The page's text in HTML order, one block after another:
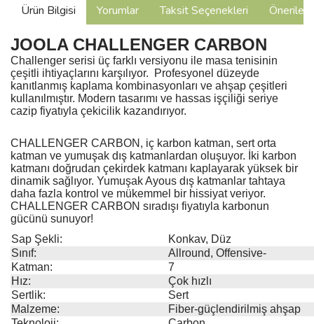
Ürün Bilgisi Yorumlar Taksit Seçenekleri
JOOLA CHALLENGER CARBON
Challenger serisi üç farklı versiyonu ile masa tenisinin
çeşitli ihtiyaçlarını karşılıyor. Profesyonel düzeyde
kanıtlanmış kaplama kombinasyonları ve ahşap çeşitleri
kullanılmıştır. Modern tasarımı ve hassas işçiliği seriye
cazip fiyatıyla çekicilik kazandırıyor.
CHALLENGER CARBON, iç karbon katman, sert orta
katman ve yumuşak dış katmanlardan oluşuyor. İki karbon
katmanı doğrudan çekirdek katmanı kaplayarak yüksek bir
dinamik sağlıyor. Yumuşak Ayous dış katmanlar tahtaya
daha fazla kontrol ve mükemmel bir hissiyat veriyor.
CHALLENGER CARBON sıradışı fiyatıyla karbonun
gücünü sunuyor!
Sap Şekli:
Konkav, Düz
Sınıf:
Allround, Offensive-
Katman:
7
Hız:
Çok hızlı
Sertlik:
Sert
Malzeme:
Fiber-güçlendirilmiş ahşap